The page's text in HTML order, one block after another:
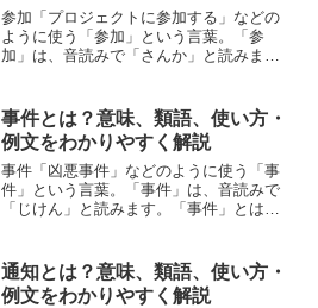
参加「プロジェクトに参加する」などの
ように使う「参加」という言葉。「参
加」は、音読みで「さんか」と読みま
意味や使い方や類語について、小説など
の用例を紹介しながら、わかり...
事件とは？意味、類語、使い方・
例文をわかりやすく解説
事件「凶悪事件」などのように使う「事
件」という言葉。「事件」は、音読みで
「じけん」と読みます。「事件」とは、
について、小説などの用例を紹介しなが
ら、わかりやすく解説して...
通知とは？意味、類語、使い方・
例文をわかりやすく解説